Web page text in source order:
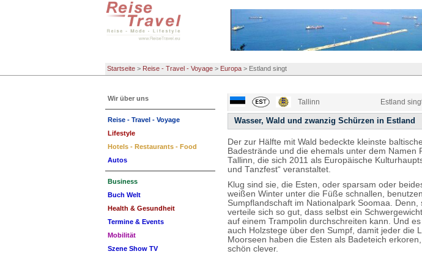
Startseite > Reise - Travel - Voyage > Europa > Estland singt
Tallinn Estland
Wasser, Wald und zwanzig Schürzen in Estland
Der zur Hälfte mit Wald bedeckte kleinste
Badestrände und die ehemals unter dem Namen
Tallinn, die sich 2011 als Europäische
und Tanzfest“ veranstaltet.
Klug sind sie, die Esten, oder sparsam oder
weißen Winter unter die Füße schnallen,
Sumpflandschaft im Nationalpark Soomaa.
verteile sich so gut, dass selbst ein
auf einem Trampolin durchschreiten kann. Und
auch Holzstege über den Sumpf, damit jeder die
Moorseen haben die Esten als Badeteich
schön clever.
Wir über uns
Reise - Travel - Voyage
Lifestyle
Hotels - Restaurants - Food
Autos
Business
Buch Welt
Health & Gesundheit
Termine & Events
Mobilität
Szene Show TV